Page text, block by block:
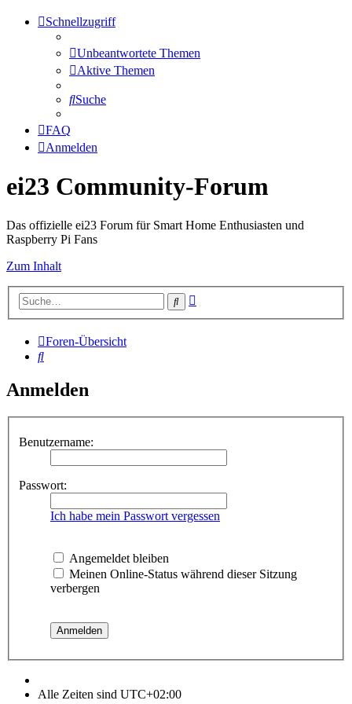
Schnellzugriff
Unbeantwortete Themen
Aktive Themen
Suche
FAQ
Anmelden
ei23 Community-Forum
Das offizielle ei23 Forum für Smart Home Enthusiasten und
Raspberry Pi Fans
Zum Inhalt
Suche
Foren-Übersicht
Suche
Anmelden
Benutzername:
Passwort:
Ich habe mein Passwort vergessen
Angemeldet bleiben
Meinen Online-Status während dieser Sitzung
verbergen
Alle Zeiten sind UTC+02:00